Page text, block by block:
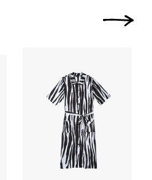
次の画像